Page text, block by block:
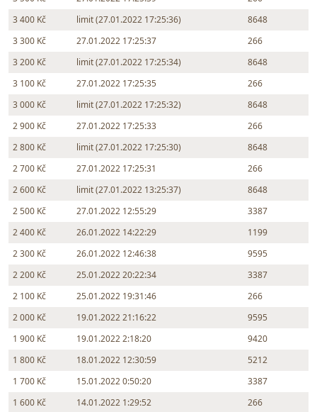
3 400 Kč
limit (27.01.2022 17:25:36)
8648
3 300 Kč
27.01.2022 17:25:37
266
3 200 Kč
limit (27.01.2022 17:25:34)
8648
3 100 Kč
27.01.2022 17:25:35
266
3 000 Kč
limit (27.01.2022 17:25:32)
8648
2 900 Kč
27.01.2022 17:25:33
266
2 800 Kč
limit (27.01.2022 17:25:30)
8648
2 700 Kč
27.01.2022 17:25:31
266
2 600 Kč
limit (27.01.2022 13:25:37)
8648
2 500 Kč
27.01.2022 12:55:29
3387
2 400 Kč
26.01.2022 14:22:29
1199
2 300 Kč
26.01.2022 12:46:38
9595
2 200 Kč
25.01.2022 20:22:34
3387
2 100 Kč
25.01.2022 19:31:46
266
2 000 Kč
19.01.2022 21:16:22
9595
1 900 Kč
19.01.2022 2:18:20
9420
1 800 Kč
18.01.2022 12:30:59
5212
1 700 Kč
15.01.2022 0:50:20
3387
1 600 Kč
14.01.2022 1:29:52 266